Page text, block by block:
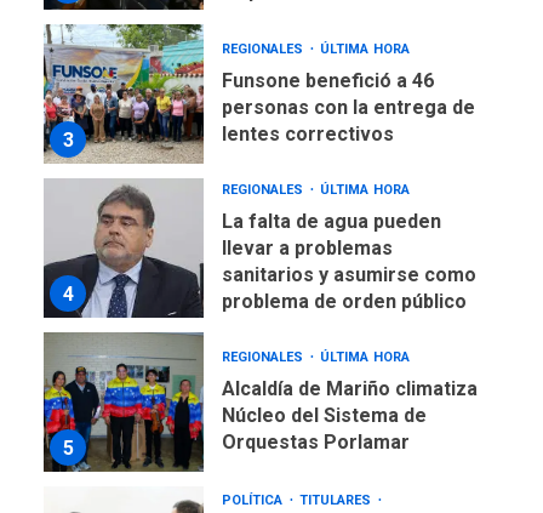
3
REGIONALES ÚLTIMA HORA
Funsone benefició a 46
personas con la entrega de
lentes correctivos
4
REGIONALES ÚLTIMA HORA
La falta de agua pueden
llevar a problemas
sanitarios y asumirse como
problema de orden público
5
REGIONALES ÚLTIMA HORA
Alcaldía de Mariño climatiza
Núcleo del Sistema de
Orquestas Porlamar
POLÍTICA
TITULARES